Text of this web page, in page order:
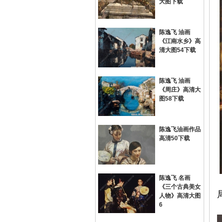
网
大图下载
陈逸飞 油画
《江南水乡》高
清大图54下载
陈逸飞 油画
《周庄》高清大
图58下载
陈逸飞油画作品
高清50下载
陈逸飞 名画
《三个古典美女
人物》高清大图
6